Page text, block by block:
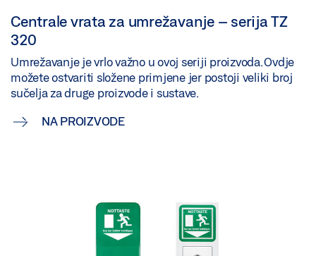
Centrale vrata za umrežavanje – serija TZ
320
Umrežavanje je vrlo važno u ovoj seriji proizvoda. Ovdje
možete ostvariti složene primjene jer postoji veliki broj
sučelja za druge proizvode i sustave.
NA PROIZVODE